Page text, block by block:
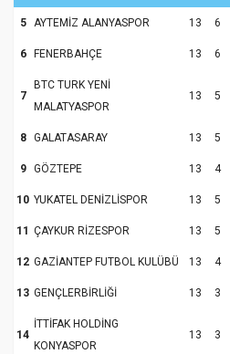
5 AYTEMİZ ALANYASPOR 13 6
6 FENERBAHÇE 13 6
7
BTC TURK YENİ
MALATYASPOR
13 5
8 GALATASARAY 13 5
9 GÖZTEPE 13 4
10 YUKATEL DENİZLİSPOR 13 5
11 ÇAYKUR RİZESPOR 13 5
12 GAZİANTEP FUTBOL KULÜBÜ 13 4
13 GENÇLERBİRLİĞİ 13 3
14
İTTİFAK HOLDİNG
KONYASPOR
13 3